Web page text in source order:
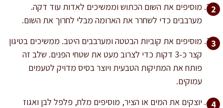
מוסיפים את השום הכתוש וממשיכים לאדות עוד דקה.
מערבבים כדי לשחרר את הארומה מבלי לחרוך את השום.
מוסיפים את קוביות הבטטה ומערבבים היטב. ממשיכים בטיגון
קצר כ-3 דקות כדי לצרוב מעט את שטחי הפנים. שלב זה
פותח את המתיקות הטבעית ויוצר בסיס מדויק לטעמים
עמוקים.
יוצקים את המים או הציר, מוסיפים מלח, פלפל לבן ואגוז